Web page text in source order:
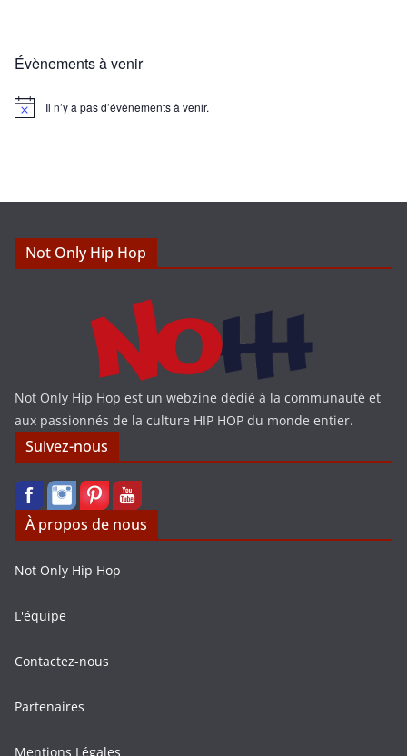
Évènements à venir
N
Il n’y a pas d’évènements à venir.
Not Only Hip Hop
Not Only Hip Hop est un webzine dédié à la communauté et
aux passionnés de la culture HIP HOP du monde entier.
Suivez-nous
À propos de nous
Not Only Hip Hop
L'équipe
Contactez-nous
Partenaires
Mentions Légales